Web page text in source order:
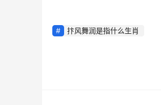
抃风舞润是指什么生肖